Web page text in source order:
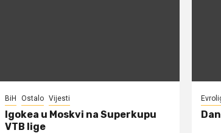
BiH Ostalo Vijesti
Igokea u Moskvi na Superkupu
VTB lige